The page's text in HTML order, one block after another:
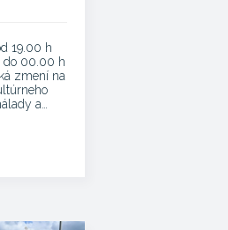
19.00 h
do 00.00 h
zmení na
a…